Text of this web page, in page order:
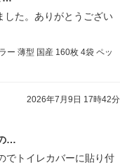
した。ありがとうござい
ー 薄型 国産 160枚 4袋 ペッ
2026年7月9日 17時42分
…
でトイレカバーに貼り付